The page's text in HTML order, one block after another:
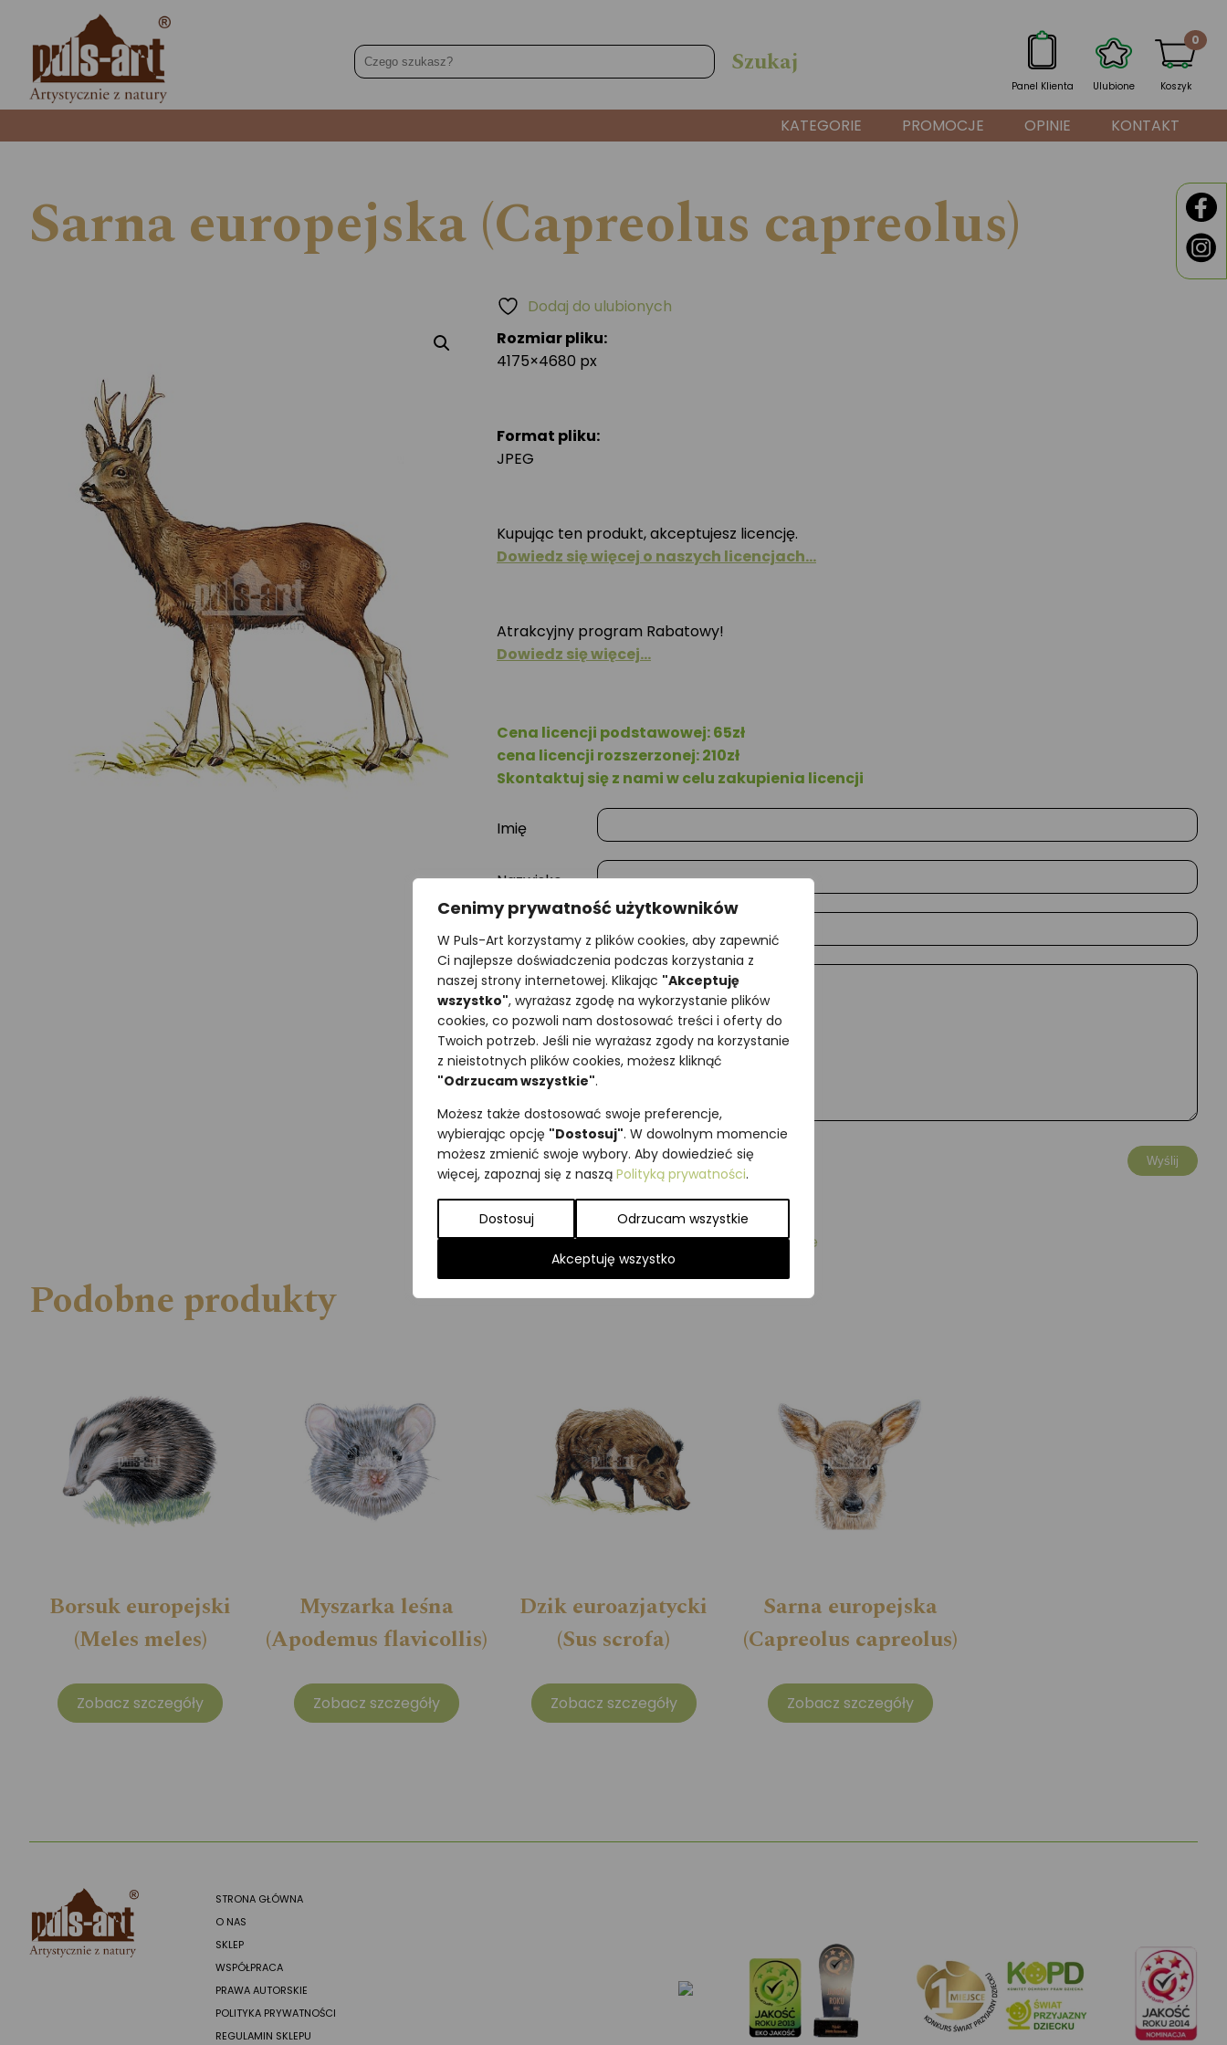
Cenimy prywatność użytkowników
W Puls-Art korzystamy z plików cookies, aby zapewnić
Ci najlepsze doświadczenia podczas korzystania z
naszej strony internetowej. Klikając "Akceptuję
wszystko", wyrażasz zgodę na wykorzystanie plików
cookies, co pozwoli nam dostosować treści i oferty do
Twoich potrzeb. Jeśli nie wyrażasz zgody na korzystanie
z nieistotnych plików cookies, możesz kliknąć
"Odrzucam wszystkie".
Możesz także dostosować swoje preferencje,
wybierając opcję "Dostosuj". W dowolnym momencie
możesz zmienić swoje wybory. Aby dowiedzieć się
więcej, zapoznaj się z naszą Polityką prywatności.
Dostosuj Odrzucam wszystkie
Akceptuję wszystko
Panel Klienta Ulubione Koszyk
0
KATEGORIE PROMOCJE OPINIE KONTAKT
Sarna europejska (Capreolus capreolus)
Rozmiar pliku:
4175×4680 px
Format pliku:
JPEG
Kupując ten produkt, akceptujesz licencję.
Dowiedz się więcej o naszych licencjach…
Atrakcyjny program Rabatowy!
Dowiedz się więcej…
Cena licencji podstawowej: 65zł
cena licencji rozszerzonej: 210zł
Skontaktuj się z nami w celu zakupienia licencji
Imię
Nazwisko
E-mail
Wiadomość
Dodaj do ulubionych
Najniższa cena z ostatnich 30 dni:65,00zł
SKU:Brak danych
Kategorie:ILUSTRACJE,Ssaki,Zwierzęta leśne
Podobne produkty
Borsuk europejski
(Meles meles)
Zobacz szczegóły
Myszarka leśna
(Apodemus flavicollis)
Zobacz szczegóły
Dzik euroazjatycki
(Sus scrofa)
Zobacz szczegóły
Sarna europejska
(Capreolus capreolus)
Zobacz szczegóły
STRONA GŁÓWNA
O NAS
SKLEP
WSPÓŁPRACA
PRAWA AUTORSKIE
POLITYKA PRYWATNOŚCI
REGULAMIN SKLEPU